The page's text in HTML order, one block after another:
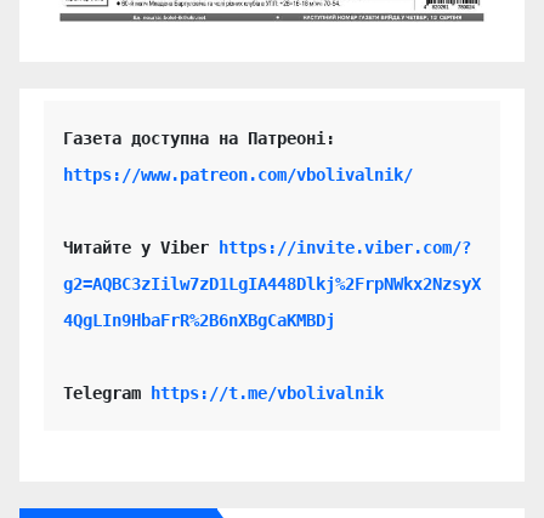
https://www.patreon.com/vbolivalnik/
Читайте у Viber
https://invite.viber.com/?
g2=AQBC3zIilw7zD1LgIA448Dlkj%2FrpNWkx2NzsyX
4QgLIn9HbaFrR%2B6nXBgCaKMBDj
Telegram https://t.me/vbolivalnik